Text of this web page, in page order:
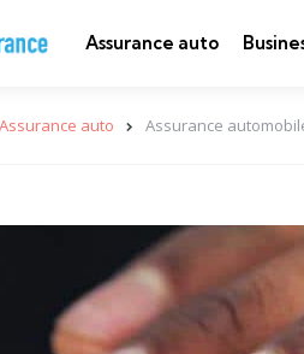
Assurance auto
Assurance auto Assurance